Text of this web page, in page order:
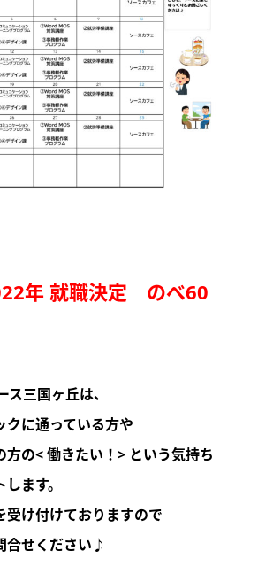
年 就職決定 のべ60
ス三国ヶ丘は、
クに通っている方や
方の< 働きたい！> という気持ち
ます。
受け付けておりますので
合せください♪